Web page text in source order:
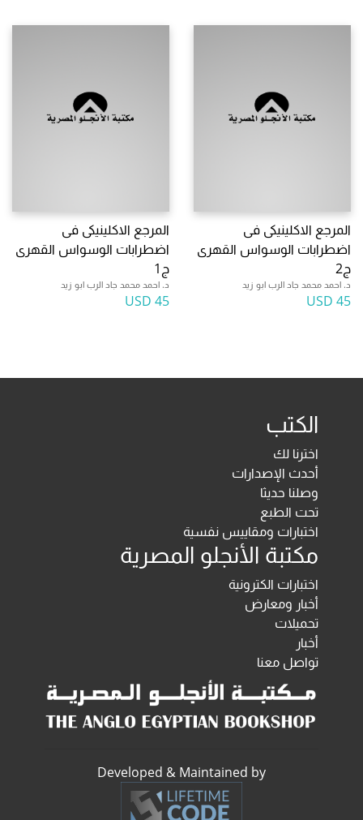
المرجع الاكلينيكى فى
اضطرابات الوسواس القهرى
ج2
د. احمد محمد جاد الرب ابو زيد
45 USD
المرجع الاكلينيكى فى
اضطرابات الوسواس القهرى
ج1
د. احمد محمد جاد الرب ابو زيد
45 USD
الكتب
اخترنا لك
أحدث الإصدارات
وصلنا حديثا
تحت الطبع
اختبارات ومقاييس نفسية
مكتبة الأنجلو المصرية
اختبارات الكترونية
أخبار ومعارض
تحميلات
أخبار
تواصل معنا
Developed & Maintained by